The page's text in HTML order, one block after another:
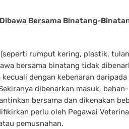
Bersama Binatang-
rumput kering, plastik,
bersama binatang tidak
dengan kebenaran daripada
dibenarkan masuk,
bersama dan dikenakan
perlu oleh Pegawai
pemusnahan.